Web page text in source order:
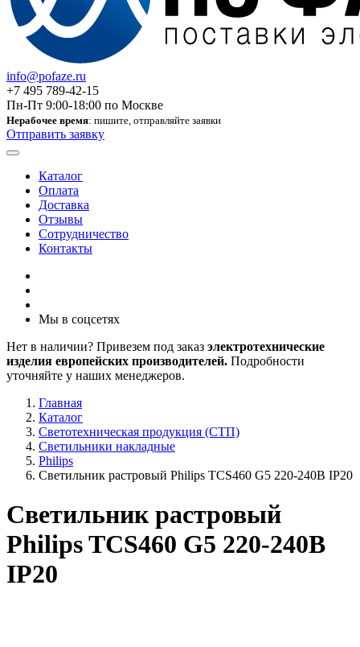
info@pofaze.ru
+7 495 789-42-15
Пн-Пт 9:00-18:00 по Москве
Нерабочее время: пишите, отправляйте заявки
Отправить заявку
Каталог
Оплата
Доставка
Отзывы
Сотрудничество
Контакты
Мы в соцсетях
Нет в наличии? Привезем под заказ электротехнические
изделия европейских производителей. Подробности
уточняйте у наших менеджеров.
Главная
Каталог
Светотехническая продукция (СТП)
Светильники накладные
Philips
Светильник растровый Philips TCS460 G5 220-240В IP20
Светильник растровый
Philips TCS460 G5 220-240В
IP20